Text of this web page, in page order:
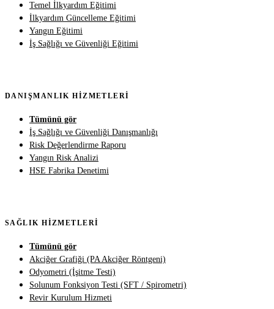
Temel İlkyardım Eğitimi
İlkyardım Güncelleme Eğitimi
Yangın Eğitimi
İş Sağlığı ve Güvenliği Eğitimi
DANIŞMANLIK HIZMETLERI
Tümünü gör
İş Sağlığı ve Güvenliği Danışmanlığı
Risk Değerlendirme Raporu
Yangın Risk Analizi
HSE Fabrika Denetimi
SAĞLIK HIZMETLERI
Tümünü gör
Akciğer Grafiği (PA Akciğer Röntgeni)
Odyometri (İşitme Testi)
Solunum Fonksiyon Testi (SFT / Spirometri)
Revir Kurulum Hizmeti